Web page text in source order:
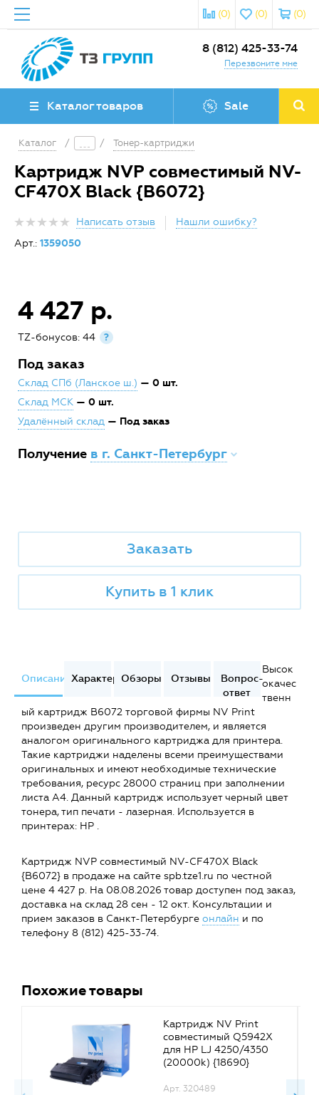
(0)
(0)
(0)
8 (812) 425-33-74
Перезвоните мне
Каталог товаров Sale
Каталог / / Тонер-картриджи
Картридж NVP совместимый NV-
CF470X Black {B6072}
Написать отзыв
Нашли ошибку?
Арт.: 1359050
4 427 р.
TZ-бонусов: 44 ?
Под заказ
Склад СПб (Ланское ш.) — 0 шт.
Склад МСК — 0 шт.
Удалённый склад — Под заказ
Получение в г. Санкт-Петербург
Заказать
Купить в 1 клик
ОписаниеХарактеристики
Обзоры Отзывы
Вопрос-
ответ
Высок
окачес
твенн
ый картридж B6072 торговой фирмы NV Print
произведен другим производителем, и является
аналогом оригинального картриджа для принтера.
Такие картриджи наделены всеми преимуществами
оригинальных и имеют необходимые технические
требования, ресурс 28000 страниц при заполнении
листа А4. Данный картридж использует черный цвет
тонера, тип печати - лазерная. Используется в
принтерах: HP .
Картридж NVP совместимый NV-CF470X Black
{B6072} в продаже на сайте spb.tze1.ru по честной
цене 4 427 р. На 08.08.2026 товар доступен под заказ,
доставка на склад 28 сен - 12 окт. Консультации и
прием заказов в Санкт-Петербурге онлайн и по
телефону 8 (812) 425-33-74.
Похожие товары
Картридж NV Print
совместимый Q5942X
для HP LJ 4250/4350
(20000k) {18690}
Арт. 320489